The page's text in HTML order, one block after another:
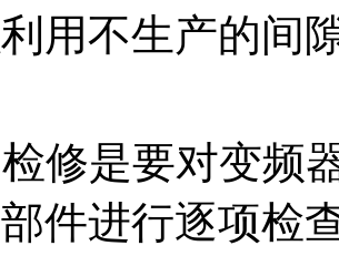
用不生产的间
修是要对变频
件进行逐项检